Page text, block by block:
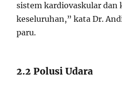
sistem kardiovaskular dan
keseluruhan,” kata Dr.
paru.
2.2 Polusi Udara